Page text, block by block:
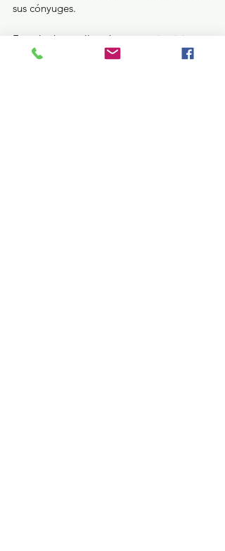
sus cónyuges.
En el desarrollo de este ejercicio, se
expuso que es preciso mantener y abrir